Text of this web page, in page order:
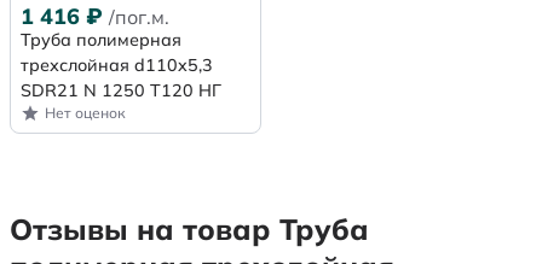
1 416 ₽ /пог.м.
Труба полимерная
трехслойная d110x5,3
SDR21 N 1250 Т120 НГ
Нет оценок
Отзывы на товар Труба